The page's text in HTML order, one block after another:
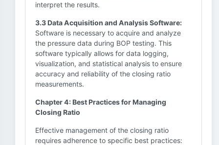
interpret the results.
3.3 Data Acquisition and Analysis Software:
Software is necessary to acquire and analyze
the pressure data during BOP testing. This
software typically allows for data logging,
visualization, and statistical analysis to ensure
accuracy and reliability of the closing ratio
measurements.
Chapter 4: Best Practices for Managing
Closing Ratio
Effective management of the closing ratio
requires adherence to specific best practices: